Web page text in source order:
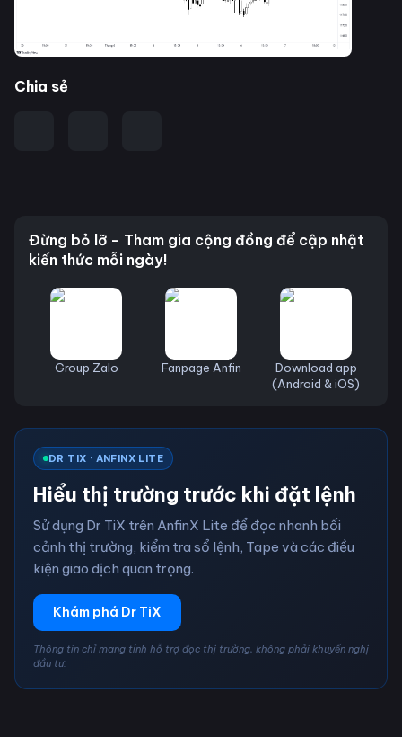
Chia sẻ
Đừng bỏ lỡ – Tham gia cộng đồng để cập nhật
kiến thức mỗi ngày!
Group Zalo Fanpage Anfin
Download app
(Android & iOS)
DR TIX · ANFINX LITE
Hiểu thị trường trước khi đặt lệnh
Sử dụng Dr TiX trên AnfinX Lite để đọc nhanh bối
cảnh thị trường, kiểm tra sổ lệnh, Tape và các điều
kiện giao dịch quan trọng.
Khám phá Dr TiX
Thông tin chỉ mang tính hỗ trợ đọc thị trường, không phải khuyến nghị
đầu tư.